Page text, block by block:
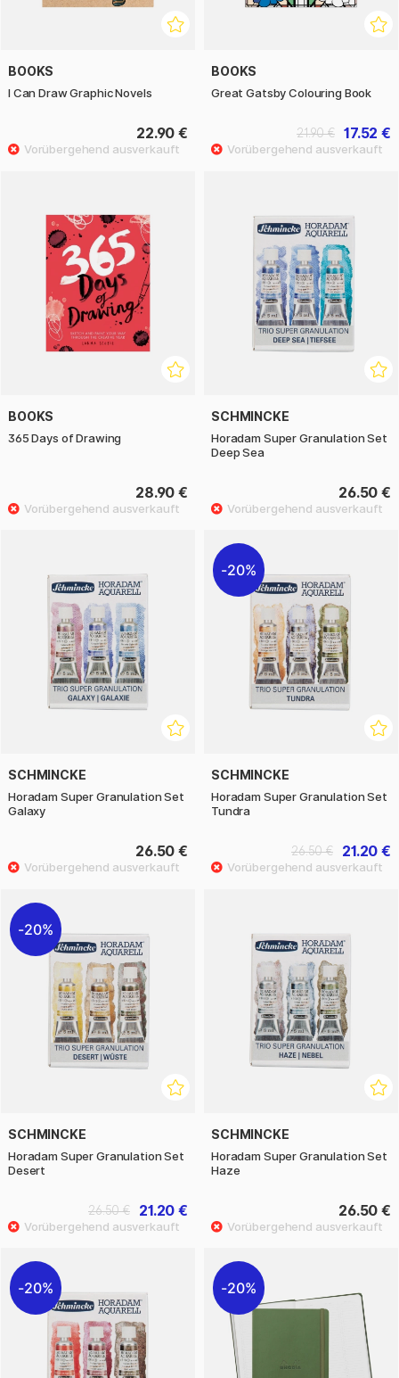
BOOKS
I Can Draw Graphic Novels
22.90 €
BOOKS
Great Gatsby Colouring Book
17.52 €
21.90 €
BOOKS
365 Days of Drawing
28.90 €
SCHMINCKE
Horadam Super Granulation Set
Deep Sea
26.50 €
SCHMINCKE
Horadam Super Granulation Set
Galaxy
26.50 €
20%
SCHMINCKE
Horadam Super Granulation Set
Tundra
21.20 €
26.50 €
20%
SCHMINCKE
Horadam Super Granulation Set
Desert
21.20 €
26.50 €
SCHMINCKE
Horadam Super Granulation Set
Haze
26.50 €
20% 20%